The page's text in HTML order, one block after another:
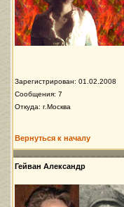
Зарегистрирован: 01.02.2008
Сообщения: 7
Откуда: г.Москва
Вернуться к началу
Гейван Александр